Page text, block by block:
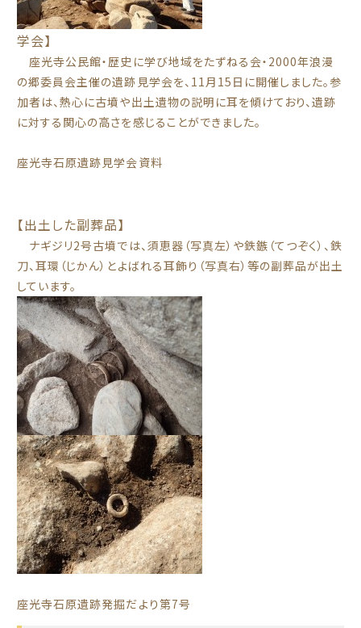
学会】
座光寺公民館・歴史に学び地域をたずねる会・2000年浪漫
の郷委員会主催の遺跡見学会を、11月15日に開催しました。参
加者は、熱心に古墳や出土遺物の説明に耳を傾けており、遺跡
に対する関心の高さを感じることができました。
座光寺石原遺跡見学会資料
【出土した副葬品】
ナギジリ2号古墳では、須恵器（写真左）や鉄鏃（てつぞく）、鉄
刀、耳環（じかん）とよばれる耳飾り（写真右）等の副葬品が出土
しています。
座光寺石原遺跡発掘だより第7号